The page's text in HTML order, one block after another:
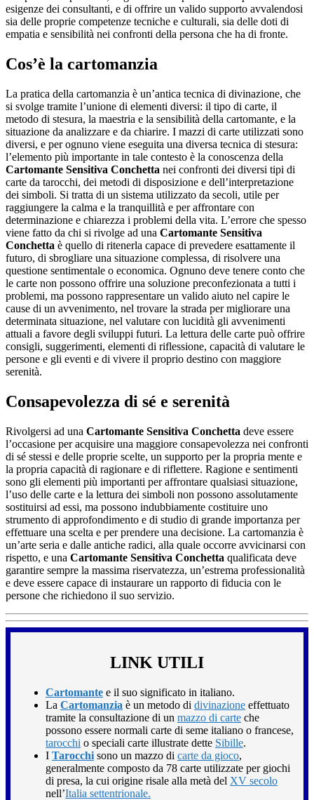
esigenze dei consultanti, e di offrire un valido supporto avvalendosi
sia delle proprie competenze tecniche e culturali, sia delle doti di
empatia e sensibilità nei confronti della persona che ha di fronte.
Cos’è la cartomanzia
La pratica della cartomanzia è un’antica tecnica di divinazione, che
si svolge tramite l’unione di elementi diversi: il tipo di carte, il
metodo di stesura, la maestria e la sensibilità della cartomante, e la
situazione da analizzare e da chiarire. I mazzi di carte utilizzati sono
diversi, e per ognuno viene eseguita una diversa tecnica di stesura:
l’elemento più importante in tale contesto è la conoscenza della
Cartomante Sensitiva Conchetta nei confronti dei diversi tipi di
carte da tarocchi, dei metodi di disposizione e dell’interpretazione
dei simboli. Si tratta di un sistema utilizzato da secoli, utile per
raggiungere la calma e la tranquillità e per affrontare con
determinazione e chiarezza i problemi della vita. L’errore che spesso
viene fatto da chi si rivolge ad una Cartomante Sensitiva
Conchetta è quello di ritenerla capace di prevedere esattamente il
futuro, di sbrogliare una situazione complessa, di risolvere una
questione sentimentale o economica. Ognuno deve tenere conto che
le carte non possono offrire una soluzione preconfezionata a tutti i
problemi, ma possono rappresentare un valido aiuto nel capire le
cause di un avvenimento, nel trovare la strada per migliorare una
determinata situazione, nel valutare con lucidità gli avvenimenti
attuali a favore degli sviluppi futuri. La lettura delle carte può offrire
consigli, suggerimenti, elementi di riflessione, capacità di valutare le
persone e gli eventi e di vivere il proprio destino con maggiore
serenità.
Consapevolezza di sé e serenità
Rivolgersi ad una Cartomante Sensitiva Conchetta deve essere
l’occasione per acquisire una maggiore consapevolezza nei confronti
di sé stessi e delle proprie scelte, un supporto per la propria mente e
la propria capacità di ragionare e di riflettere. Ragione e sentimenti
sono gli elementi più importanti per affrontare qualsiasi situazione,
l’uso delle carte e la lettura dei simboli non possono assolutamente
sostituirsi ad essi, ma possono indubbiamente costituire uno
strumento di approfondimento e di studio di grande importanza per
effettuare una scelta e per prendere una decisione. La cartomanzia è
un’arte seria e dalle antiche radici, alla quale occorre avvicinarsi con
rispetto, e una Cartomante Sensitiva Conchetta qualificata deve
garantire sempre la massima riservatezza, un’estrema professionalità
e deve essere capace di instaurare un rapporto di fiducia con le
persone che richiedono il suo servizio.
LINK UTILI
Cartomante e il suo significato in italiano.
La Cartomanzia è un metodo di divinazione effettuato
tramite la consultazione di un mazzo di carte che
possono essere normali carte di seme italiano o francese,
tarocchi o speciali carte illustrate dette Sibille.
I Tarocchi sono un mazzo di carte da gioco,
generalmente composto da 78 carte utilizzate per giochi
di presa, la cui origine risale alla metà del XV secolo
nell’Italia settentrionale.